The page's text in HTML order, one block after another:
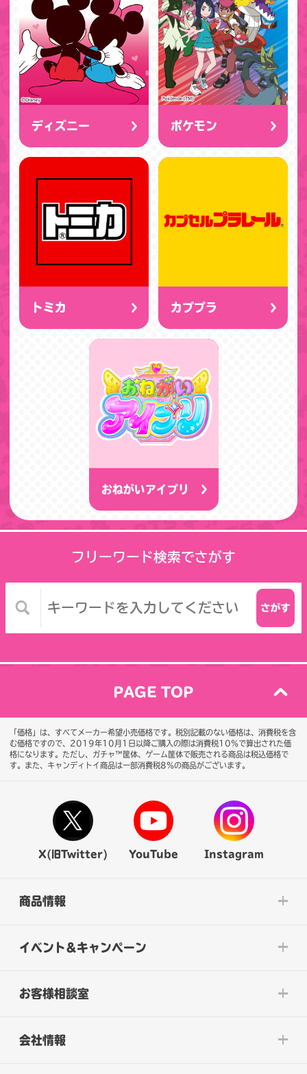
ディズニー ポケモン
トミカ カププラ
おねがいアイプリ
フリーワード検索でさがす
PAGE TOP
「価格」は、すべてメーカー希望小売価格です。税別記載のない価格は、消費税を含
む価格ですので、2019年10月1日以降ご購入の際は消費税10％で算出された価
格になります。 ただし、ガチャ™筐体、ゲーム筐体で販売される商品は税込価格で
す。また、キャンディトイ商品は一部消費税8％の商品がございます。
X(旧Twitter) YouTube Instagram
商品情報
イベント&キャンペーン
お客様相談室
会社情報